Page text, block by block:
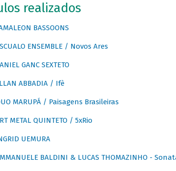
realizados
BASSOONS
ENSEMBLE / Novos Ares
GANC SEXTETO
ABBADIA / Ifè
MARUPÁ / Paisagens Brasileiras
METAL QUINTETO / 5xRio
UEMURA
BALDINI & LUCAS THOMAZINHO -